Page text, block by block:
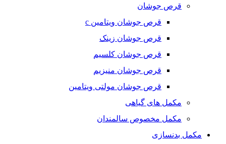
قرص جوشان
قرص جوشان ویتامین c
قرص جوشان زینک
قرص جوشان کلسیم
قرص جوشان منیزیم
قرص جوشان مولتی ویتامین
مکمل های گیاهی
مکمل مخصوص سالمندان
مکمل بدنسازی